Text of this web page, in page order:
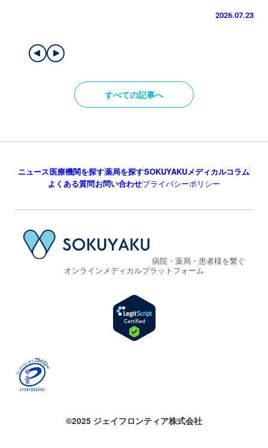
2026.07.23
すべての記事へ
ニュース医療機関を探す薬局を探すSOKUYAKUメディカルコラム
よくある質問お問い合わせプライバシーポリシー
病院・薬局・患者様を繋ぐ
オンラインメディカルプラットフォーム
©2025 ジェイフロンティア株式会社